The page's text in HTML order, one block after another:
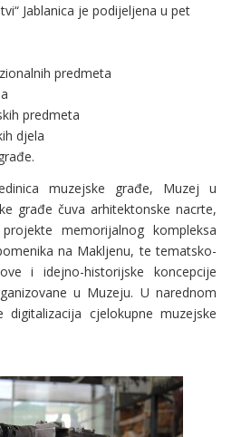
Jablanica je podijeljena u pet
predmeta
predmeta
djela
muzejske građe, Muzej u
građe čuva arhitektonske nacrte,
memorijalnog kompleksa
na Makljenu, te tematsko-
i idejno-historijske koncepcije
u Muzeju. U narednom
digitalizacija cjelokupne muzejske